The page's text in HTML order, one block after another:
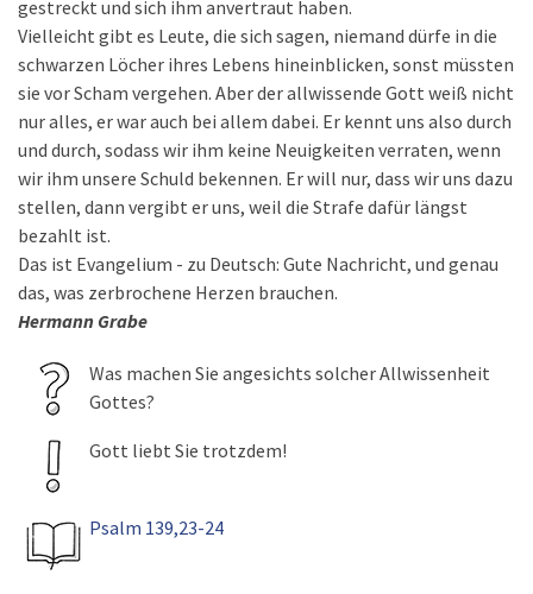
gestreckt und sich ihm anvertraut haben.
Vielleicht gibt es Leute, die sich sagen, niemand dürfe in die
schwarzen Löcher ihres Lebens hineinblicken, sonst müssten
sie vor Scham vergehen. Aber der allwissende Gott weiß nicht
nur alles, er war auch bei allem dabei. Er kennt uns also durch
und durch, sodass wir ihm keine Neuigkeiten verraten, wenn
wir ihm unsere Schuld bekennen. Er will nur, dass wir uns dazu
stellen, dann vergibt er uns, weil die Strafe dafür längst
bezahlt ist.
Das ist Evangelium - zu Deutsch: Gute Nachricht, und genau
das, was zerbrochene Herzen brauchen.
Hermann Grabe
Was machen Sie angesichts solcher Allwissenheit
Gottes?
Gott liebt Sie trotzdem!
Psalm 139,23-24